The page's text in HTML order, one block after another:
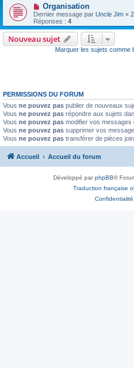
Organisation
Dernier message par Uncle Jim «
Réponses : 4
Nouveau sujet
Marquer les sujets comme
PERMISSIONS DU FORUM
Vous ne pouvez pas publier de nouveaux
Vous ne pouvez pas répondre aux sujets
Vous ne pouvez pas modifier vos messages
Vous ne pouvez pas supprimer vos
Vous ne pouvez pas transférer de pièces
Accueil Accueil du forum
Développé parphpBB®
Traduction française
Confidentialité